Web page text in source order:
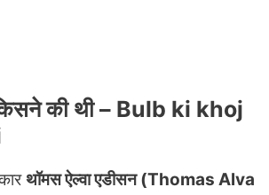
की थी– Bulb ki khoj
थॉमस ऐल्वा एडीसन (Thomas Alva